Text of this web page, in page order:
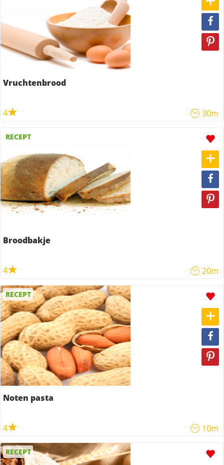
Vruchtenbrood
4 30m
RECEPT
Broodbakje
4 20m
RECEPT
Noten pasta
4 10m
RECEPT